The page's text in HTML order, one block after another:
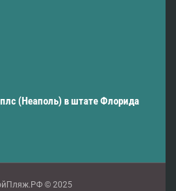
(Неаполь) в штате Флорида
© 2025